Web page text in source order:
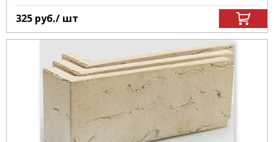
325 руб./ шт